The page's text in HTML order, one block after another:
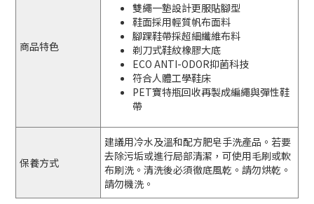
商品特色
雙繩一墊設計更服貼腳型
鞋面採用輕質帆布面料
腳踝鞋帶採超細纖維布料
剃刀式鞋紋橡膠大底
ECO ANTI-ODOR抑菌科技
符合人體工學鞋床
PET寶特瓶回收再製成編繩與彈性鞋
帶
保養方式
建議用冷水及溫和配方肥皂手洗產品。若要
去除污垢或進行局部清潔，可使用毛刷或軟
布刷洗。清洗後必須徹底風乾。請勿烘乾。
請勿機洗。